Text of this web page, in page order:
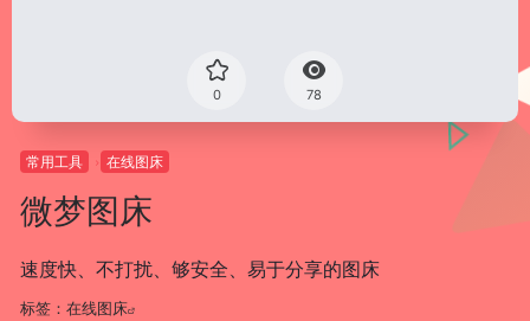
0 78
常用工具 在线图床
微梦图床
速度快、不打扰、够安全、易于分享的图床
标签： 在线图床